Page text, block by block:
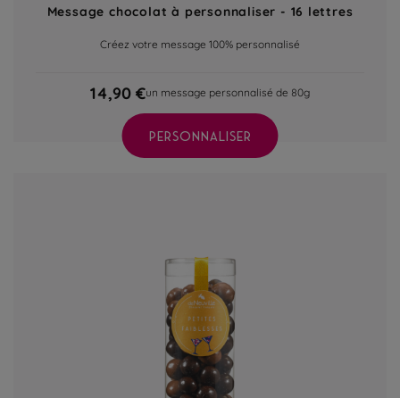
Message chocolat à personnaliser - 16 lettres
Créez votre message 100% personnalisé
14,90 €un message personnalisé de 80g
PERSONNALISER